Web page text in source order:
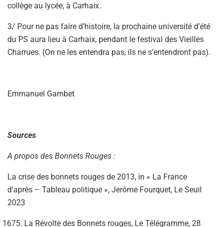
collège au lycée, à Carhaix.
3/ Pour ne pas faire d’histoire, la prochaine université d’été
du PS aura lieu à Carhaix, pendant le festival des Vieilles
Charrues. (On ne les entendra pas, ils ne s’entendront pas).
Emmanuel Gambet
Sources
A propos des Bonnets Rouges :
La crise des bonnets rouges de 2013, in « La France
d’après – Tableau politique », Jerôme Fourquet, Le Seuil
2023
La Révolte des Bonnets rouges, Le Télégramme, 28